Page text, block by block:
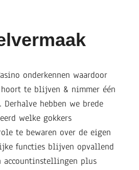
onderkennen waardoor
hoort te blijven & nimmer één
hebben we brede
welke gokkers
te bewaren over de eigen
functies blijven opvallend
accountinstellingen plus